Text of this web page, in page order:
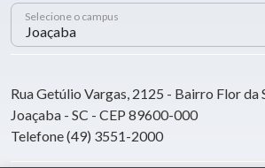
Selecione o campus
Rua Getúlio Vargas, 2125 - Bairro Flor da
Joaçaba - SC - CEP 89600-000
Telefone (49) 3551-2000